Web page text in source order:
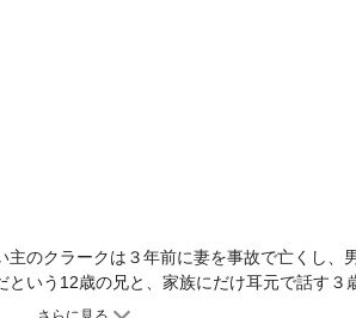
のクラークは３年前に妻を事故で亡くし、
いう12歳の兄と、家族にだけ耳元で話す３
は違和感を覚えた。問題だらけだった私の